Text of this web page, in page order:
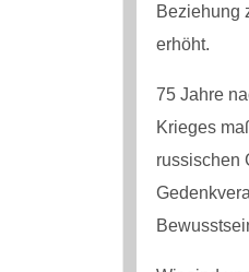
Beziehung
erhöht.
75 Jahre
Krieges
russischen